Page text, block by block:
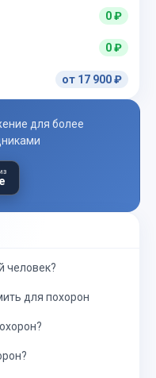
0 ₽
0 ₽
от 17 900 ₽
для более
человек?
для похорон